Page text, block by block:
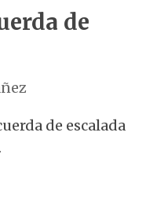
de
de escalada